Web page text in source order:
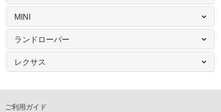
MINI
ランドローバー
レクサス
ご利用ガイド